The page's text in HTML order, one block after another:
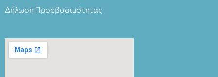
Δήλωση Προσβασιμότητας